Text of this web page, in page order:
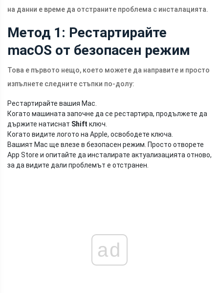
на данни е време да отстраните проблема с инсталацията.
Метод 1: Рестартирайте
macOS от безопасен режим
Това е първото нещо, което можете да направите и просто
изпълнете следните стъпки по-долу:
Рестартирайте вашия Mac.
Когато машината започне да се рестартира, продължете да
държите натиснат Shift ключ.
Когато видите логото на Apple, освободете ключа.
Вашият Mac ще влезе в безопасен режим. Просто отворете
App Store и опитайте да инсталирате актуализацията отново,
за да видите дали проблемът е отстранен.
ad